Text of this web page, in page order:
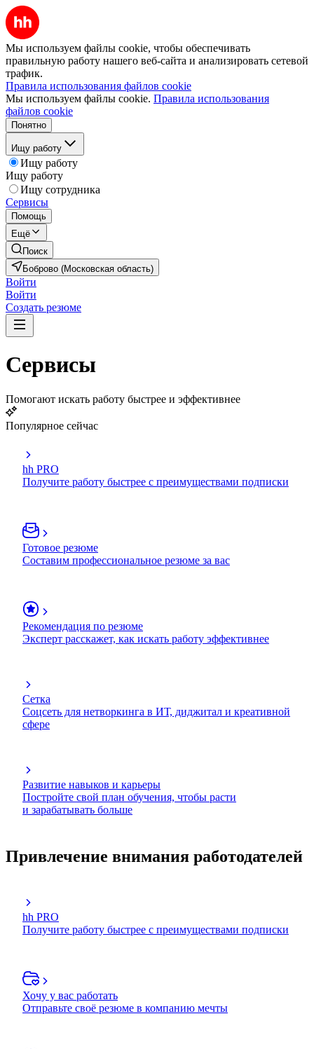
Мы используем файлы cookie, чтобы обеспечивать
правильную работу нашего веб-сайта и анализировать сетевой
трафик.
Правила использования файлов cookie
Мы используем файлы cookie. Правила использования
файлов cookie
Понятно
Ищу работу
Ищу работу
Ищу работу
Ищу сотрудника
Сервисы
Помощь
Ещё
Поиск
Боброво (Московская область)
Войти
Войти
Создать резюме
Сервисы
Помогают искать работу быстрее и эффективнее
Популярное сейчас
hh PRO
Получите работу быстрее с преимуществами подписки
Готовое резюме
Составим профессиональное резюме за вас
Рекомендация по резюме
Эксперт расскажет, как искать работу эффективнее
Сетка
Соцсеть для нетворкинга в ИТ, диджитал и креативной
сфере
Развитие навыков и карьеры
Постройте свой план обучения, чтобы расти
и зарабатывать больше
Привлечение внимания работодателей
hh PRO
Получите работу быстрее с преимуществами подписки
Хочу у вас работать
Отправьте своё резюме в компанию мечты